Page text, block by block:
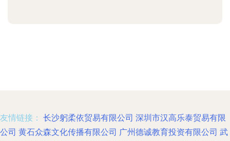
友情链接： 长沙躬柔依贸易有限公司 深圳市汉高乐泰贸易有限
公司 黄石众森文化传播有限公司 广州德诚教育投资有限公司 武